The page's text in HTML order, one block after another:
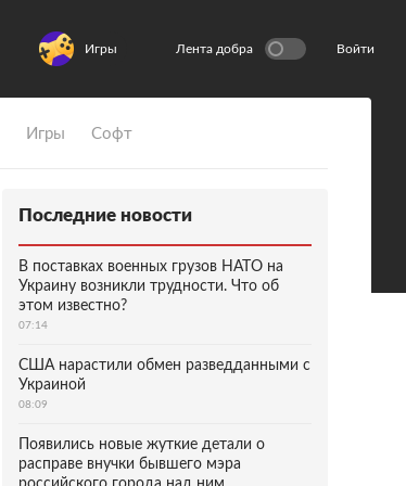
Игры Лента добра Войти
Игры Софт
Последние новости
В поставках военных грузов НАТО на
Украину возникли трудности. Что об
этом известно?
07:14
США нарастили обмен разведданными с
Украиной
08:09
Появились новые жуткие детали о
расправе внучки бывшего мэра